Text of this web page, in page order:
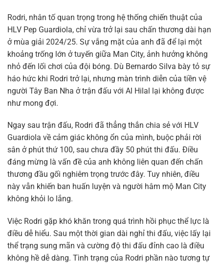
Rodri, nhân tố quan trọng trong hệ thống chiến thuật của
HLV Pep Guardiola, chỉ vừa trở lại sau chấn thương dài hạn
ở mùa giải 2024/25. Sự vắng mặt của anh đã để lại một
khoảng trống lớn ở tuyến giữa Man City, ảnh hưởng không
nhỏ đến lối chơi của đội bóng. Dù Bernardo Silva bày tỏ sự
háo hức khi Rodri trở lại, nhưng màn trình diễn của tiền vệ
người Tây Ban Nha ở trận đấu với Al Hilal lại không được
như mong đợi.
Ngay sau trận đấu, Rodri đã thẳng thắn chia sẻ với HLV
Guardiola về cảm giác không ổn của mình, buộc phải rời
sân ở phút thứ 100, sau chưa đầy 50 phút thi đấu. Điều
đáng mừng là vấn đề của anh không liên quan đến chấn
thương đầu gối nghiêm trọng trước đây. Tuy nhiên, điều
này vẫn khiến ban huấn luyện và người hâm mộ Man City
không khỏi lo lắng.
Việc Rodri gặp khó khăn trong quá trình hồi phục thể lực là
điều dễ hiểu. Sau một thời gian dài nghỉ thi đấu, việc lấy lại
thể trạng sung mãn và cường độ thi đấu đỉnh cao là điều
không hề dễ dàng. Tình trạng của Rodri phần nào tương tự